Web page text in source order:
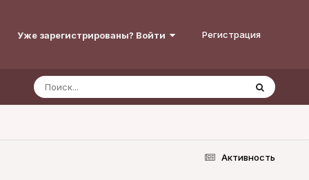
Уже зарегистрированы? Войти Регистрация
Активность